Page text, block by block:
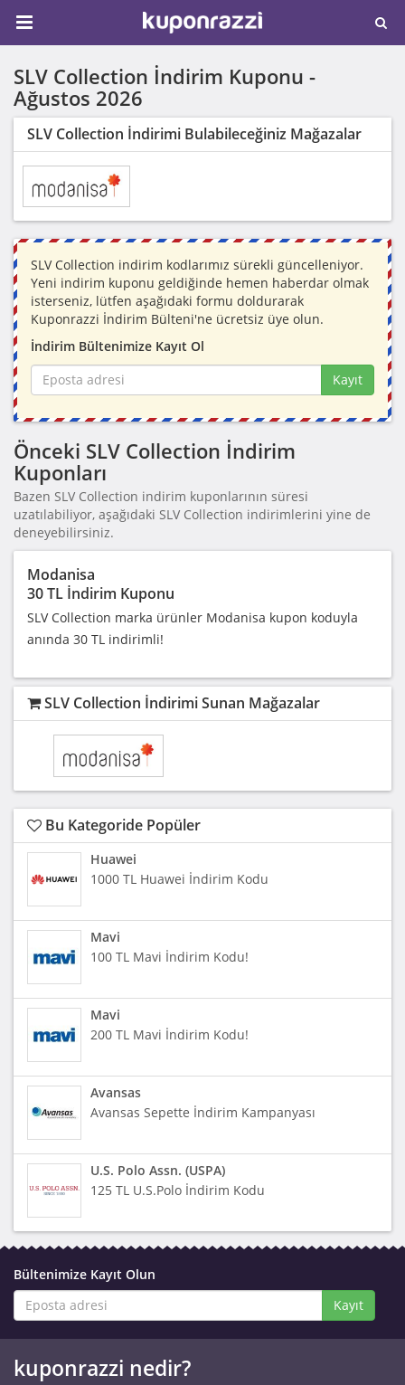
SLV Collection İndirim Kuponu -
Ağustos 2026
SLV Collection İndirimi Bulabileceğiniz Mağazalar
SLV Collection indirim kodlarımız sürekli güncelleniyor.
Yeni indirim kuponu geldiğinde hemen haberdar olmak
isterseniz, lütfen aşağıdaki formu doldurarak
Kuponrazzi İndirim Bülteni'ne ücretsiz üye olun.
İndirim Bültenimize Kayıt Ol
Kayıt
Önceki SLV Collection İndirim
Kuponları
Bazen SLV Collection indirim kuponlarının süresi
uzatılabiliyor, aşağıdaki SLV Collection indirimlerini yine de
deneyebilirsiniz.
Modanisa
30 TL İndirim Kuponu
SLV Collection marka ürünler Modanisa kupon koduyla
anında 30 TL indirimli!
SLV Collection İndirimi Sunan Mağazalar
Bu Kategoride Popüler
Huawei
1000 TL Huawei İndirim Kodu
Mavi
100 TL Mavi İndirim Kodu!
Mavi
200 TL Mavi İndirim Kodu!
Avansas
Avansas Sepette İndirim Kampanyası
U.S. Polo Assn. (USPA)
125 TL U.S.Polo İndirim Kodu
Bültenimize Kayıt Olun
Kayıt
kuponrazzi nedir?